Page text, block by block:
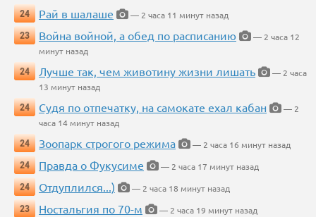
24
Рай в шалаше
— 2 часа 11 минут назад
23
Война войной, а обед по расписанию
— 2 часа 12
минут назад
24
Лучше так, чем животину жизни лишать
— 2 часа
13 минут назад
24
Судя по отпечатку, на самокате ехал кабан
— 2
часа 14 минут назад
24
Зоопарк строгого режима
— 2 часа 16 минут назад
24
Правда о Фукусиме
— 2 часа 17 минут назад
24
Отдуплился...)
— 2 часа 18 минут назад
23
Ностальгия по 70-м — 2 часа 19 минут назад